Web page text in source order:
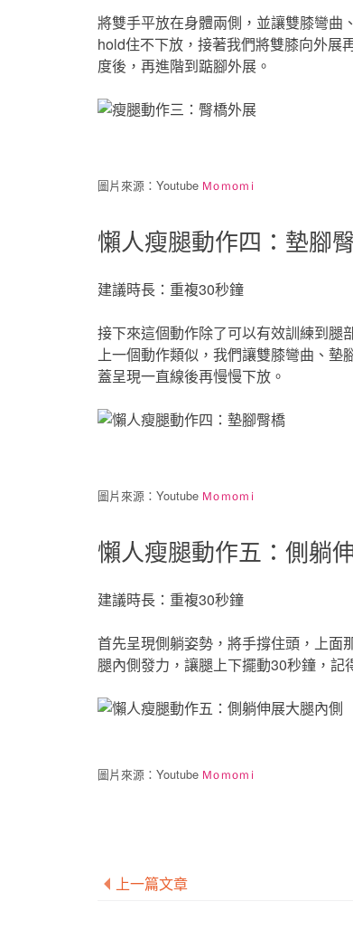
將雙手平放在身體兩側，並讓雙膝彎曲
hold住不下放，接著我們將雙膝向外展
度後，再進階到踮腳外展。
圖片來源：Youtube Momomi
懶人瘦腿動作四：墊腳
建議時長：重複30秒鐘
接下來這個動作除了可以有效訓練到腿
上一個動作類似，我們讓雙膝彎曲、墊
蓋呈現一直線後再慢慢下放。
圖片來源：Youtube Momomi
懶人瘦腿動作五：側躺
建議時長：重複30秒鐘
首先呈現側躺姿勢，將手撐住頭，上面
腿內側發力，讓腿上下擺動30秒鐘，記
圖片來源：Youtube Momomi
上一篇文章